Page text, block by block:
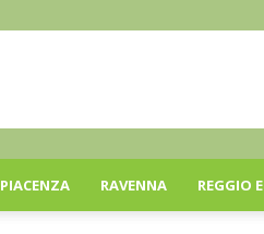
PIACENZA RAVENNA REGGIO